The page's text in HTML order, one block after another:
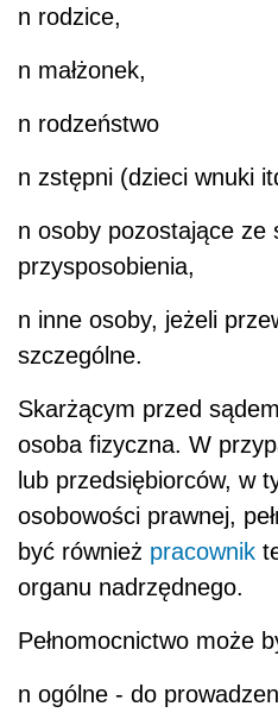
n rodzice,
n małżonek,
n rodzeństwo
n zstępni (dzieci wnuki
n osoby pozostające ze
przysposobienia,
n inne osoby, jeżeli
szczególne.
Skarżącym przed
osoba fizyczna. W
lub przedsiębiorców, w
osobowości prawnej,
być również pracownik
organu nadrzędnego.
Pełnomocnictwo może
n ogólne - do